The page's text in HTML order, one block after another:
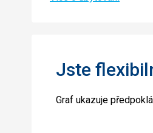
Jste
Graf ukazuje